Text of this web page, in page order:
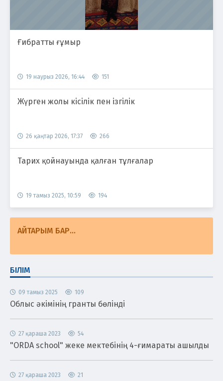
Ғибратты ғұмыр
19 наурыз 2026, 16:44 151
Жүрген жолы кісілік пен ізгілік
26 қаңтар 2026, 17:37 266
Тарих қойнауында қалған тұлғалар
19 тамыз 2025, 10:59 194
АЙТАРЫМ БАР...
БІЛІМ
09 тамыз 2025 109
Облыс әкімінің гранты бөлінді
27 қараша 2023 54
"ORDA school" жеке мектебінің 4-ғимараты ашылды
27 қараша 2023 21